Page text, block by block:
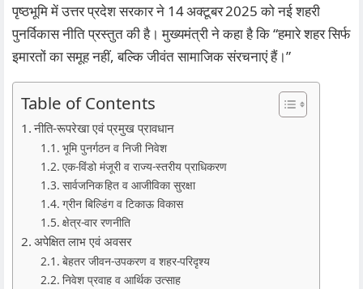
पृष्ठभूमि में उत्तर प्रदेश सरकार ने 14 अक्टूबर 2025 को नई शहरी
पुनर्विकास नीति प्रस्तुत की है। मुख्यमंत्री ने कहा है कि “हमारे शहर सिर्फ
इमारतों का समूह नहीं, बल्कि जीवंत सामाजिक संरचनाएं हैं।”
Table of Contents
नीति‑रूपरेखा एवं प्रमुख प्रावधान
भूमि पुनर्गठन व निजी निवेश
एक‑विंडो मंजूरी व राज्य‑स्तरीय प्राधिकरण
सार्वजनिक हित व आजीविका सुरक्षा
ग्रीन बिल्डिंग व टिकाऊ विकास
क्षेत्र‑वार रणनीति
अपेक्षित लाभ एवं अवसर
बेहतर जीवन‑उपकरण व शहर‑परिदृश्य
निवेश प्रवाह व आर्थिक उत्साह